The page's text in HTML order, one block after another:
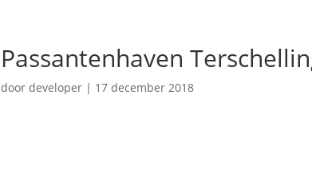
Passantenhaven
door developer| 17 december 2018